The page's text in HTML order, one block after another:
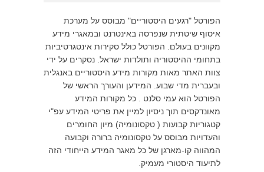
הפורטל "רגעים היסטוריים" מבוסס על מערכת
איסוף שיטתית שנפרסה באינטרנט ובמאגרי מידע
מקוונים בעולם. הפורטל כולל סקירות אינטגרטיביות
בתחומי ההיסטוריה ותולדות ישראל. נסקרים על ידי
צוות האתר מאות מקורות מידע היסטוריים באנגלית
ובעברית מדי שבוע. המידען והעורך הראשי של
הפורטל הוא עמי סלנט . כל מקורות המידע
מאונדקסים תוך ניסיון למיין את פריטי המידע עפ"י
קטגוריות קבועות ( טקסונומיה) מיון החומרים
והעדויות מבוסס על טקסונומיה ברורה וקבועה
המהווה קו-מארגן של כל מאגר המידע הייחודי הזה
לתיעוד היסטורי מעמיק.